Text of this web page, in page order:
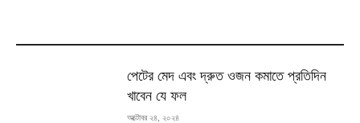
পেটের মেদ এবং দ্রুত ওজন কমাতে প্রতিদিন
খাবেন যে ফল
অক্টোবর ২৪, ২০২৪